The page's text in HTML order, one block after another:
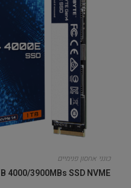
כונני אחסון פנימיים
4000/3900MBs SSD NVME